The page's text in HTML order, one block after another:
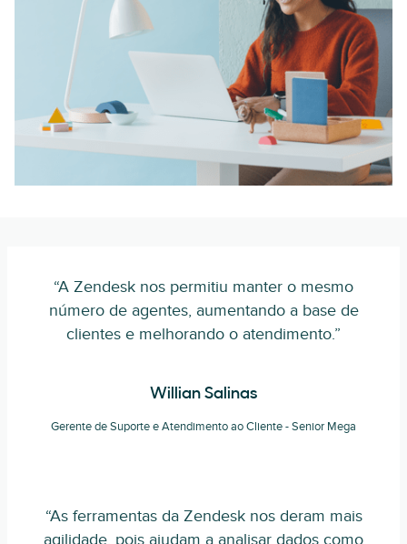
“A Zendesk nos permitiu manter o mesmo
número de agentes, aumentando a base de
clientes e melhorando o atendimento.”
Willian Salinas
Gerente de Suporte e Atendimento ao Cliente - Senior Mega
“As ferramentas da Zendesk nos deram mais
agilidade, pois ajudam a analisar dados como